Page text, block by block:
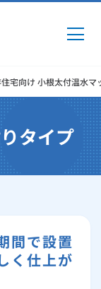
宅向け 小根太付温水
タイプ
間で設置
く仕上が